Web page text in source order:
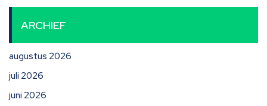
ARCHIEF
augustus 2026
juli 2026
juni 2026